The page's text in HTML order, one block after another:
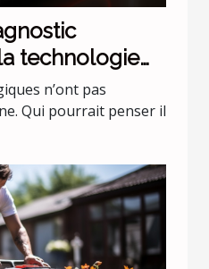
technologie
n’ont pas
Qui pourrait penser il